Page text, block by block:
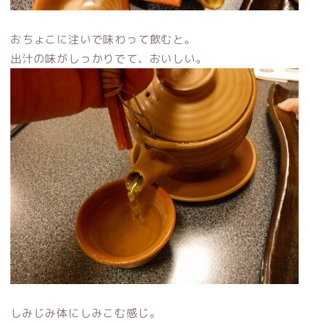
おちょこに注いで味わって飲むと。
出汁の味がしっかりでて、おいしい。
しみじみ体にしみこむ感じ。